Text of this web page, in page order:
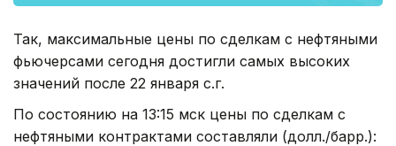
Так, максимальные цены по сделкам с нефтяными
фьючерсами сегодня достигли самых высоких
значений после 22 января с.г.
По состоянию на 13:15 мск цены по сделкам с
нефтяными контрактами составляли (долл./барр.):